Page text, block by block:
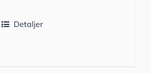
Detaljer